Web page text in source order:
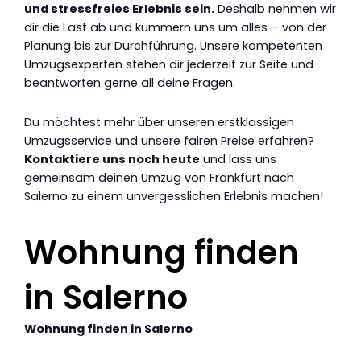
und stressfreies Erlebnis sein. Deshalb nehmen wir
dir die Last ab und kümmern uns um alles – von der
Planung bis zur Durchführung. Unsere kompetenten
Umzugsexperten stehen dir jederzeit zur Seite und
beantworten gerne all deine Fragen.
Du möchtest mehr über unseren erstklassigen
Umzugsservice und unsere fairen Preise erfahren?
Kontaktiere uns noch heute und lass uns
gemeinsam deinen Umzug von Frankfurt nach
Salerno zu einem unvergesslichen Erlebnis machen!
Wohnung finden
in Salerno
Wohnung finden in Salerno